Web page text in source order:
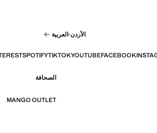
الأردن·العربية
FACEBOOK
YOUTUBE
TIKTOK
SPOTIFY
الصحافة
MANGO OUTLET